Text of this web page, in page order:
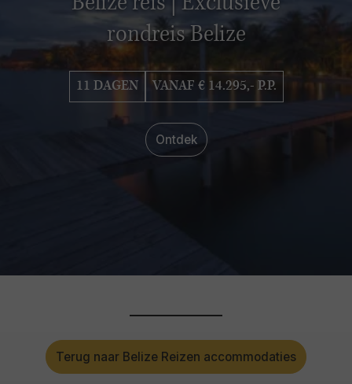
rondreis Belize
11 DAGEN VANAF € 14.295,- P.P.
Ontdek
Terug naar Belize Reizen accommodaties